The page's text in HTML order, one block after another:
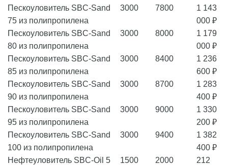
Пескоуловитель SBC-Sand
75 из полипропилена
3000 7800
1 143
000 ₽
Пескоуловитель SBC-Sand
80 из полипропилена
3000 8000
1 179
000 ₽
Пескоуловитель SBC-Sand
85 из полипропилена
3000 8400
1 236
600 ₽
Пескоуловитель SBC-Sand
90 из полипропилена
3000 8700
1 283
400 ₽
Пескоуловитель SBC-Sand
95 из полипропилена
3000 9000
1 330
200 ₽
Пескоуловитель SBC-Sand
100 из полипропилена
3000 9400
1 382
400 ₽
Нефтеуловитель SBC-Oil 5
1500 2000
212